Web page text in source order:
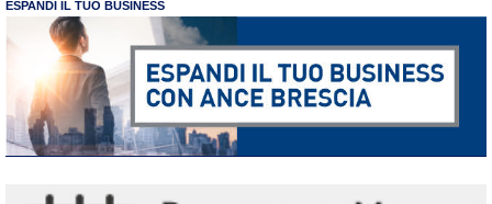
ESPANDI IL TUO BUSINESS